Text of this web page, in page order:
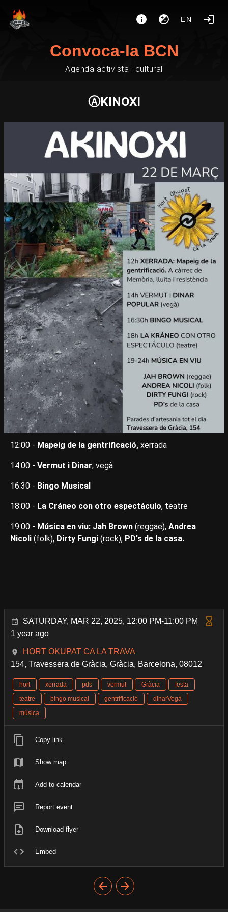
EN
Convoca-la BCN
Agenda activista i cultural
ⒶKINOXI
12:00 - Mapeig de la gentrificació, xerrada
14:00 - Vermut i Dinar, vegà
16:30 - Bingo Musical
18:00 - La Cráneo con otro espectáculo, teatre
19:00 - Música en viu: Jah Brown (reggae), Andrea
Nicoli (folk), Dirty Fungi (rock), PD's de la casa.
SATURDAY, MAR 22, 2025, 12:00 PM-11:00 PM
1 year ago
HORT OKUPAT CA LA TRAVA
154, Travessera de Gràcia, Gràcia, Barcelona, 08012
hort xerrada pds vermut Gràcia
festa
teatre
bingo musical gentrificació
dinarVegà
música
Copy link
Show map
Add to calendar
Report event
Download flyer
Embed